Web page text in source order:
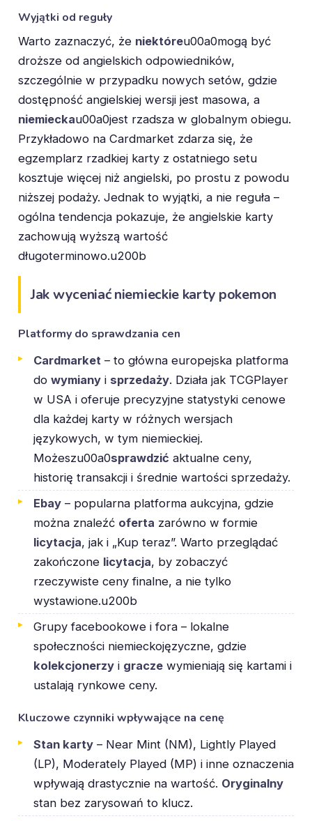
Wyjątki od reguły
Warto zaznaczyć, że niektóreu00a0mogą być
droższe od angielskich odpowiedników,
szczególnie w przypadku nowych setów, gdzie
dostępność angielskiej wersji jest masowa, a
niemieckau00a0jest rzadsza w globalnym obiegu.
Przykładowo na Cardmarket zdarza się, że
egzemplarz rzadkiej karty z ostatniego setu
kosztuje więcej niż angielski, po prostu z powodu
niższej podaży. Jednak to wyjątki, a nie reguła –
ogólna tendencja pokazuje, że angielskie karty
zachowują wyższą wartość
długoterminowo.u200b
Jak wyceniać niemieckie karty pokemon
Platformy do sprawdzania cen
Cardmarket – to główna europejska platforma
do wymiany i sprzedaży. Działa jak TCGPlayer
w USA i oferuje precyzyjne statystyki cenowe
dla każdej karty w różnych wersjach
językowych, w tym niemieckiej.
Możeszu00a0sprawdzić aktualne ceny,
historię transakcji i średnie wartości sprzedaży.
Ebay – popularna platforma aukcyjna, gdzie
można znaleźć oferta zarówno w formie
licytacja, jak i „Kup teraz”. Warto przeglądać
zakończone licytacja, by zobaczyć
rzeczywiste ceny finalne, a nie tylko
wystawione.u200b
Grupy facebookowe i fora – lokalne
społeczności niemieckojęzyczne, gdzie
kolekcjonerzy i gracze wymieniają się kartami i
ustalają rynkowe ceny.
Kluczowe czynniki wpływające na cenę
Stan karty – Near Mint (NM), Lightly Played
(LP), Moderately Played (MP) i inne oznaczenia
wpływają drastycznie na wartość. Oryginalny
stan bez zarysowań to klucz.